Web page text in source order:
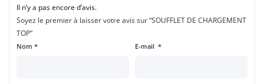
Il n’y a pas encore d’avis.
Soyez le premier à laisser votre avis sur “SOUFFLET DE CHARGEMENT
TOP”
Nom * E-mail *